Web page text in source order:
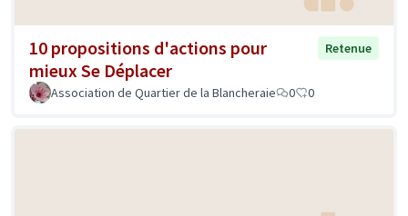
10 propositions d'actions pour
mieux Se Déplacer
Retenue
Association de Quartier de la Blancheraie 0 0